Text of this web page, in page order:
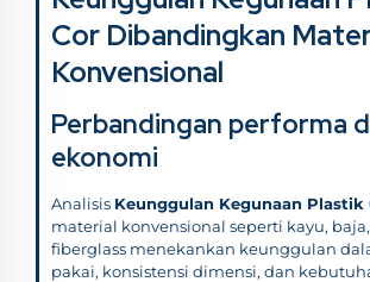
Cor Dibandingkan
Konvensional
Perbandingan performa
ekonomi
Analisis Keunggulan Kegunaan Plastik
material konvensional seperti kayu,
fiberglass menekankan keunggulan
pakai, konsistensi dimensi, dan